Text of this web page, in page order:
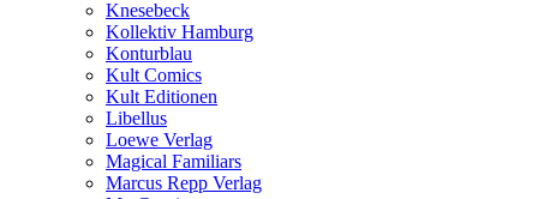
Knesebeck
Kollektiv Hamburg
Konturblau
Kult Comics
Kult Editionen
Libellus
Loewe Verlag
Magical Familiars
Marcus Repp Verlag